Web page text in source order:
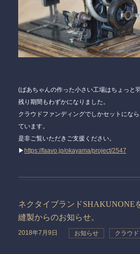
(ばあちゃんの作った小さい工場はちょっと
残り期間もわずかになりました。
クラウドファンディングでしかセットにな
ています。
是非ご覧いただきご支援ください。
▶https://faavo.jp/okayama/project/2547
ネクタイブランドSHAKUNONE
縫製からのお知らせ。
2018年7月9日 お知らせ クラウ